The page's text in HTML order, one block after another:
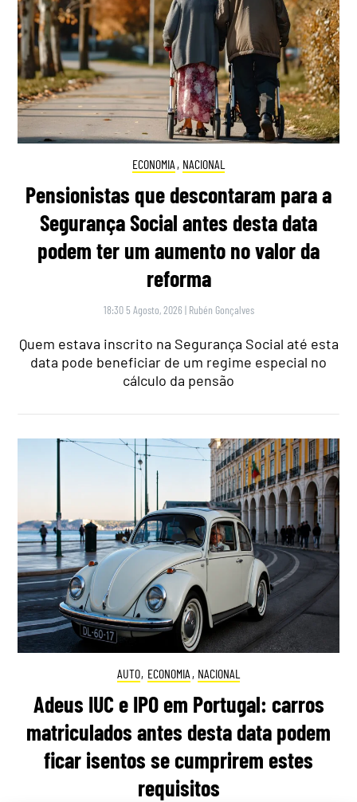
ECONOMIA , NACIONAL
Pensionistas que descontaram para a
Segurança Social antes desta data
podem ter um aumento no valor da
reforma
18:30 5 Agosto, 2026 | Rubén Gonçalves
Quem estava inscrito na Segurança Social até esta
data pode beneficiar de um regime especial no
cálculo da pensão
AUTO, ECONOMIA , NACIONAL
Adeus IUC e IPO em Portugal: carros
matriculados antes desta data podem
ficar isentos se cumprirem estes
requisitos